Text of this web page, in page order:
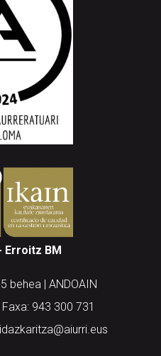
Erroitz BM
behea | ANDOAIN
943 300 731